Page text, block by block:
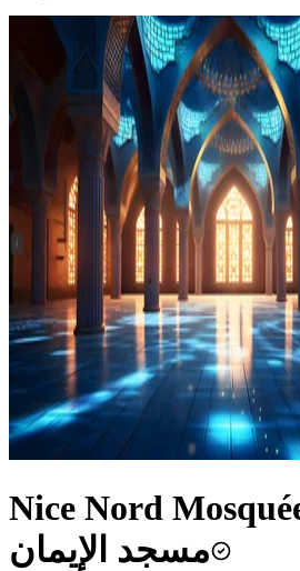
Nice Nord
مسجد الإيمان